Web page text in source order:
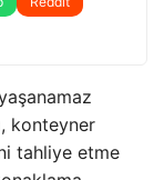
konteyner
tahliye etme